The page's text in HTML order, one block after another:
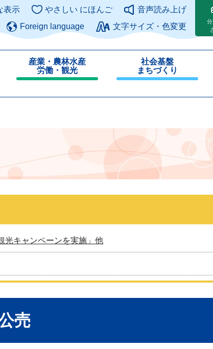
このページの本文へ
表示 やさしい にほんご
音声読み上げ
Foreign language
文字サイズ・色変更
産業・農林水産
労働・観光
じ
社会基盤
まちづくり
じ
光キャンペーンを実施」他
売